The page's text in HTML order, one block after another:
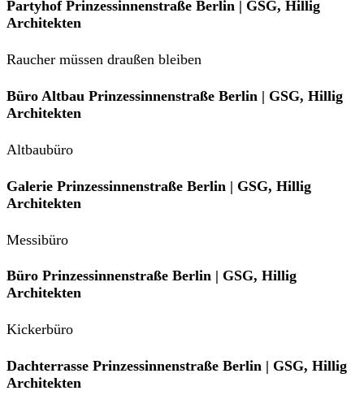
Partyhof Prinzessinnenstraße Berlin | GSG, Hillig
Architekten
Raucher müssen draußen bleiben
Büro Altbau Prinzessinnenstraße Berlin | GSG, Hillig
Architekten
Altbaubüro
Galerie Prinzessinnenstraße Berlin | GSG, Hillig
Architekten
Messibüro
Büro Prinzessinnenstraße Berlin | GSG, Hillig
Architekten
Kickerbüro
Dachterrasse Prinzessinnenstraße Berlin | GSG, Hillig
Architekten